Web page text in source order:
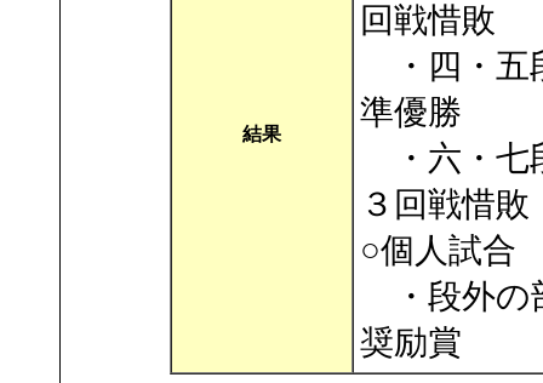
結果
回戦惜敗
・四・五
準優勝
・六・七
３回戦惜敗
○個人試合
・段外
奨励賞